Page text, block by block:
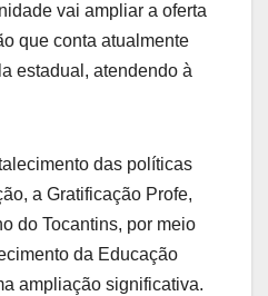
vai ampliar a oferta
que conta atualmente
estadual, atendendo à
das políticas
a Gratificação Profe,
do Tocantins, por meio
da Educação
ampliação significativa.